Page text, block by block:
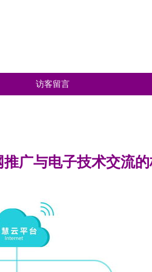
访客留言
广与电子技术交流